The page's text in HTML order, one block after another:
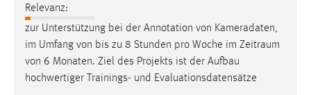
Relevanz:
zur Unterstützung bei der Annotation von Kameradaten,
im Umfang von bis zu 8 Stunden pro Woche im Zeitraum
von 6 Monaten. Ziel des Projekts ist der Aufbau
hochwertiger Trainings- und Evaluationsdatensätze